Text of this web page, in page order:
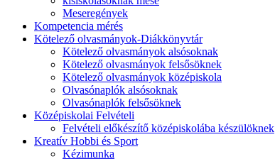
Meseregények
Kompetencia mérés
Kötelező olvasmányok-Diákkönyvtár
Kötelező olvasmányok alsósoknak
Kötelező olvasmányok felsősöknek
Kötelező olvasmányok középiskola
Olvasónaplók alsósoknak
Olvasónaplók felsősöknek
Középiskolai Felvételi
Felvételi előkészítő középiskolába készülöknek
Kreatív Hobbi és Sport
Kézimunka